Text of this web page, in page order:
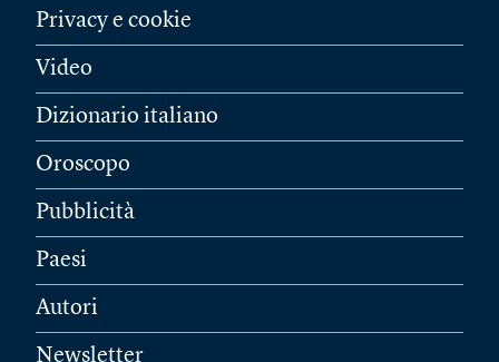
Privacy e cookie
Video
Dizionario italiano
Oroscopo
Pubblicità
Paesi
Autori
Newsletter